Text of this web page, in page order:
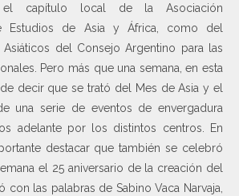
el capítulo local de la Asociación
Estudios de Asia y África, como del
del Consejo Argentino para las
Pero más que una semana, en esta
decir que se trató del Mes de Asia y el
una serie de eventos de envergadura
adelante por los distintos centros. En
destacar que también se celebró
el 25 aniversario de la creación del
con las palabras de Sabino Vaca Narvaja,